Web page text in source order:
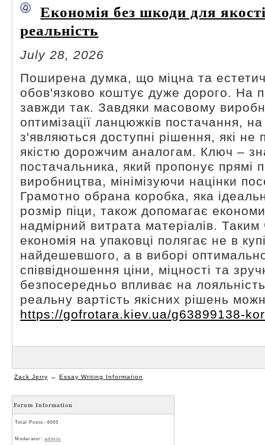
Економія без шкоди для
реальність
July 28, 2026
Поширена думка, що міцна та
обов'язково коштує дуже дорого. На
завжди так. Завдяки масовому
оптимізації ланцюжків постачання,
з'являються доступні рішення, які не
якістю дорожчим аналогам. Ключ –
постачальника, який пропонує прямі
виробництва, мінімізуючи націнки
Грамотно обрана коробка, яка
розмір піци, також допомагає
надмірний витрата матеріалів.
економія на упаковці полягає не в
найдешевшого, а в виборі
співвідношення ціни, міцності та
безпосередньо впливає на
реальну вартість якісних рішень
https://gofrotara.kiev.ua/g63899138-
Zack Jerry → Essay Writing Information
Forum Information
Total Posts: 4065
Moderator: admin